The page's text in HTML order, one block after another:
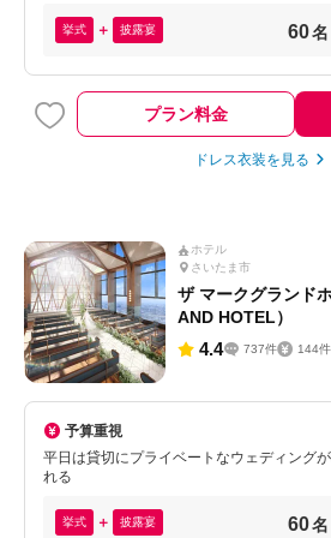
挙式 披露宴 60名
プラン料金
ドレス衣装を見る
ホテル
さいたま市
ザ マークグランド
AND HOTEL）
4.4 737件 144件
予算重視
平日は貸切にプライベートなウェディング
れる
挙式 披露宴 60名